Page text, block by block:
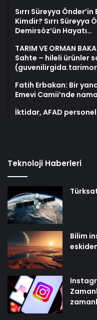
Sırrı Süreyya
Kimdir? Sırrı Süreyya
Demirsöz’ün Hayatı…
TARIM VE ORMAN
Sahte – hileli ürünler
Fatih Erbakan: Bir
Emevi Camii’nde
İktidar, AFAD
Teknoloji Haberleri
Bilim